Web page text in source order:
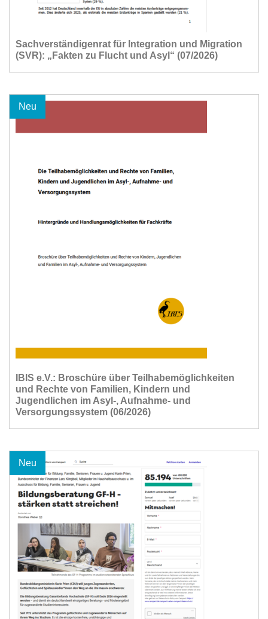
Sachverständigenrat für Integration und Migration
(SVR): „Fakten zu Flucht und Asyl“ (07/2026)
Neu
IBIS e.V.: Broschüre über Teilhabemöglichkeiten
und Rechte von Familien, Kindern und
Jugendlichen im Asyl-, Aufnahme- und
Versorgungssystem (06/2026)
Neu